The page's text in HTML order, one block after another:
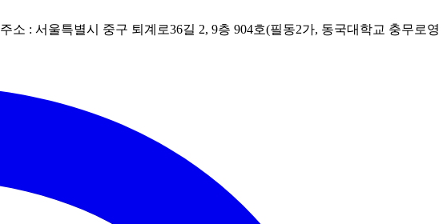
주소 : 서울특별시 중구 퇴계로36길 2, 9층 904호(필동2가, 동국대학교 충무로영